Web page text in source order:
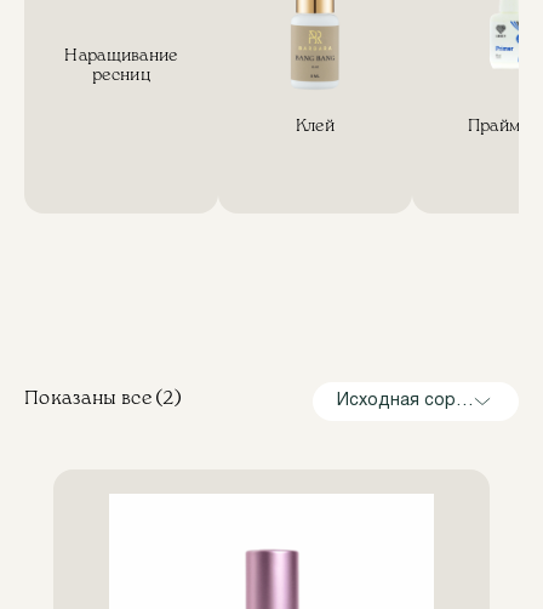
Наращивание
ресниц
Клей
Показаны все (2) Исходная сортировка